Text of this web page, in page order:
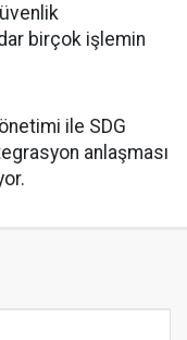
birçok işlemin
ile SDG
anlaşması